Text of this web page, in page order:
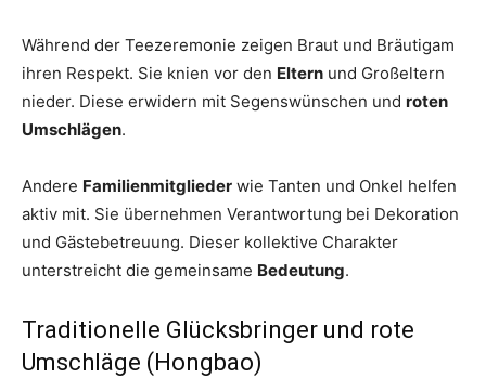
Während der Teezeremonie zeigen Braut und Bräutigam
ihren Respekt. Sie knien vor den Eltern und Großeltern
nieder. Diese erwidern mit Segenswünschen und roten
Umschlägen.
Andere Familienmitglieder wie Tanten und Onkel helfen
aktiv mit. Sie übernehmen Verantwortung bei Dekoration
und Gästebetreuung. Dieser kollektive Charakter
unterstreicht die gemeinsame Bedeutung.
Traditionelle Glücksbringer und rote
Umschläge (Hongbao)